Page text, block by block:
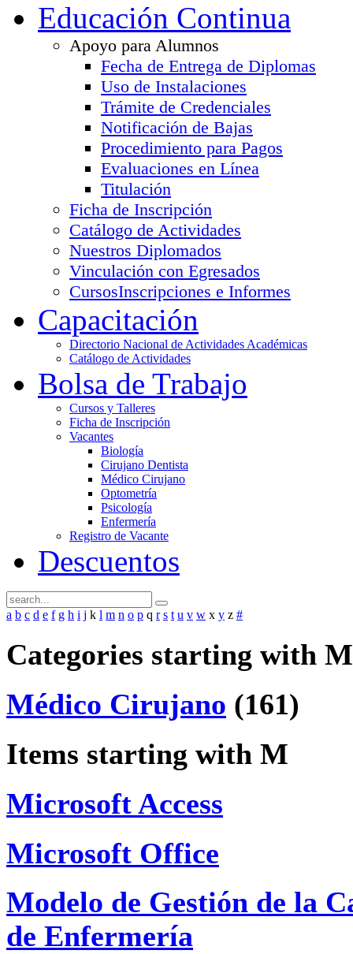
Educación Continua
Apoyo para Alumnos
Fecha de Entrega de Diplomas
Uso de Instalaciones
Trámite de Credenciales
Notificación de Bajas
Procedimiento para Pagos
Evaluaciones en Línea
Titulación
Ficha de Inscripción
Catálogo de Actividades
Nuestros Diplomados
Vinculación con Egresados
CursosInscripciones e Informes
Capacitación
Directorio Nacional de Actividades Académicas
Catálogo de Actividades
Bolsa de Trabajo
Cursos y Talleres
Ficha de Inscripción
Vacantes
Biología
Cirujano Dentista
Médico Cirujano
Optometría
Psicología
Enfermería
Registro de Vacante
Descuentos
a b c d e f g h i j k l m n o p q r s t u v w x y z #
Categories starting with M
Médico Cirujano (161)
Items starting with M
Microsoft Access
Microsoft Office
Modelo de Gestión de la
de Enfermería